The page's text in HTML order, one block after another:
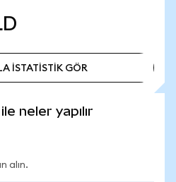
İSTATİSTİK GÖR
neler yapılır
alın.